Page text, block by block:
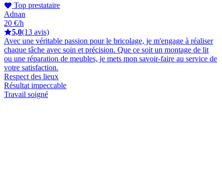
Top prestataire
Adnan
20 €/h
5,0(13 avis)
Avec une véritable passion pour le bricolage, je m'engage à réaliser
chaque tâche avec soin et précision. Que ce soit un montage de lit
ou une réparation de meubles, je mets mon savoir-faire au service de
votre satisfaction.
Respect des lieux
Résultat impeccable
Travail soigné